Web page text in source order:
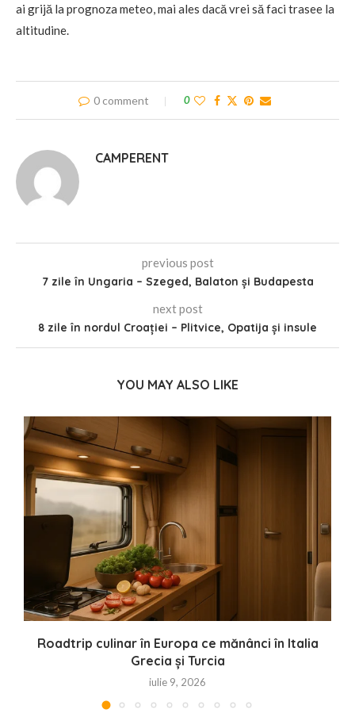
ai grijă la prognoza meteo, mai ales dacă vrei să faci trasee la
altitudine.
0 comment 0
CAMPERENT
previous post
7 zile în Ungaria – Szeged, Balaton și Budapesta
next post
8 zile în nordul Croației – Plitvice, Opatija și insule
YOU MAY ALSO LIKE
Roadtrip culinar în Europa ce mănânci în Italia
Grecia și Turcia
iulie 9, 2026